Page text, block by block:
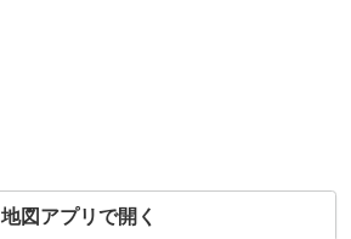
地図アプリで開く